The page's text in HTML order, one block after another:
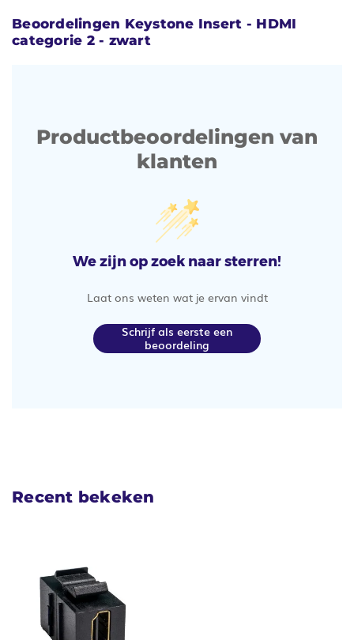
Beoordelingen Keystone Insert - HDMI
categorie 2 - zwart
Productbeoordelingen van
klanten
We zijn op zoek naar sterren!
Laat ons weten wat je ervan vindt
Schrijf als eerste een
beoordeling
Recent bekeken